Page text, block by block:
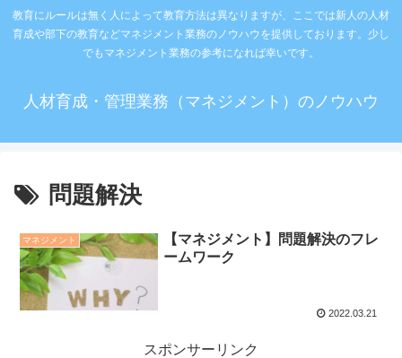
教育にルールは無く人によって教育方法は異なりますが、ここでは新人の人材
育成や部下の教育などマネジメント業務のノウハウを提供しております。少し
でもマネジメント業務の参考になれば幸いです。
人材育成・管理業務（マネジメント）のノウハウ
問題解決
マネジメント
【マネジメント】問題解決のフレ
ームワーク
2022.03.21
スポンサーリンク